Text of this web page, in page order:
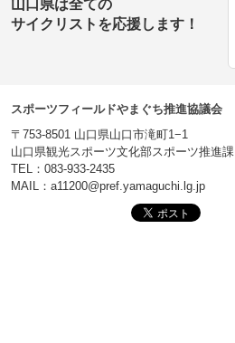
山口県は全ての
サイクリストを応援します！
スポーツフィールドやまぐち推進協議会
〒753-8501 山口県山口市滝町1−1
山口県観光スポーツ文化部スポーツ推進課
TEL：083-933-2435
MAIL：a11200@pref.yamaguchi.lg.jp